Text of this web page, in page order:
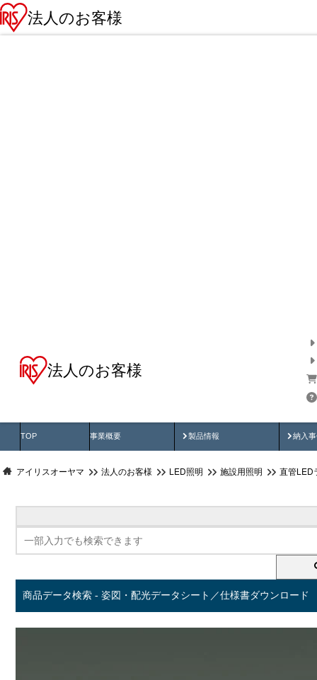
法人のお客様
法人のお客様
TOP 事業概要 製品情報
製品動画 納入
納
アイリスオーヤマ 法人のお客様 LED照明 施設用照明 直管LED
商品データ検索 - 姿図・配光データシート／仕様書ダウンロード